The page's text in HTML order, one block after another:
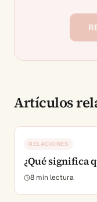
Artículos
RELACIONES
¿Qué significa
8 min lectura